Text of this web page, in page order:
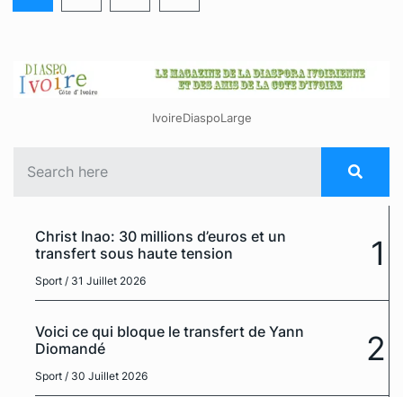
IvoireDiaspoLarge
Christ Inao: 30 millions d’euros et un
transfert sous haute tension
Sport / 31 Juillet 2026
1
Voici ce qui bloque le transfert de Yann
Diomandé
Sport / 30 Juillet 2026
2